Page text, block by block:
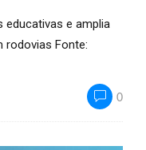
educativas e amplia
rodovias Fonte:
0